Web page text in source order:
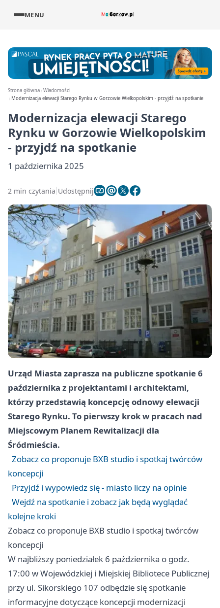
MENU
Strona główna Wiadomości
Modernizacja elewacji Starego Rynku w Gorzowie Wielkopolskim - przyjdź na spotkanie
Modernizacja elewacji Starego
Rynku w Gorzowie Wielkopolskim
- przyjdź na spotkanie
1 października 2025
2 min czytania Udostępnij
Urząd Miasta zaprasza na publiczne spotkanie 6
października z projektantami i architektami,
którzy przedstawią koncepcję odnowy elewacji
Starego Rynku. To pierwszy krok w pracach nad
Miejscowym Planem Rewitalizacji dla
Śródmieścia.
Zobacz co proponuje BXB studio i spotkaj twórców
koncepcji
Przyjdź i wypowiedz się - miasto liczy na opinie
Wejdź na spotkanie i zobacz jak będą wyglądać
kolejne kroki
Zobacz co proponuje BXB studio i spotkaj twórców
koncepcji
W najbliższy poniedziałek 6 października o godz.
17:00 w Wojewódzkiej i Miejskiej Bibliotece Publicznej
przy ul. Sikorskiego 107 odbędzie się spotkanie
informacyjne dotyczące koncepcji modernizacji